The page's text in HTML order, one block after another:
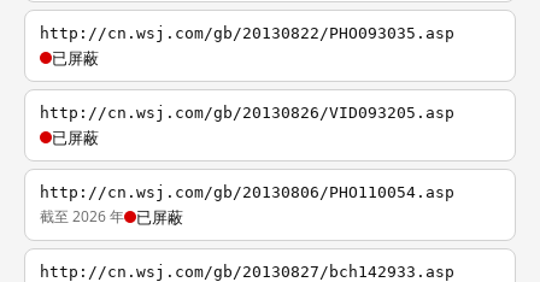
http://cn.wsj.com/gb/20130822/PHO093035.asp
已屏蔽
http://cn.wsj.com/gb/20130826/VID093205.asp
已屏蔽
http://cn.wsj.com/gb/20130806/PHO110054.asp
截至 2026 年 已屏蔽
http://cn.wsj.com/gb/20130827/bch142933.asp